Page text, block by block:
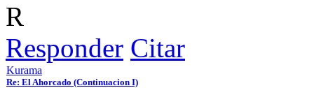
R
Responder Citar
Kurama
Re: El Ahorcado (Continuacion I)